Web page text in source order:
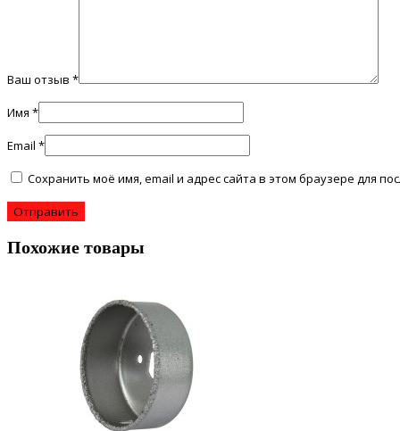
Ваш отзыв *
Имя *
Email *
Сохранить моё имя, email и адрес сайта в этом браузере для
Похожие товары